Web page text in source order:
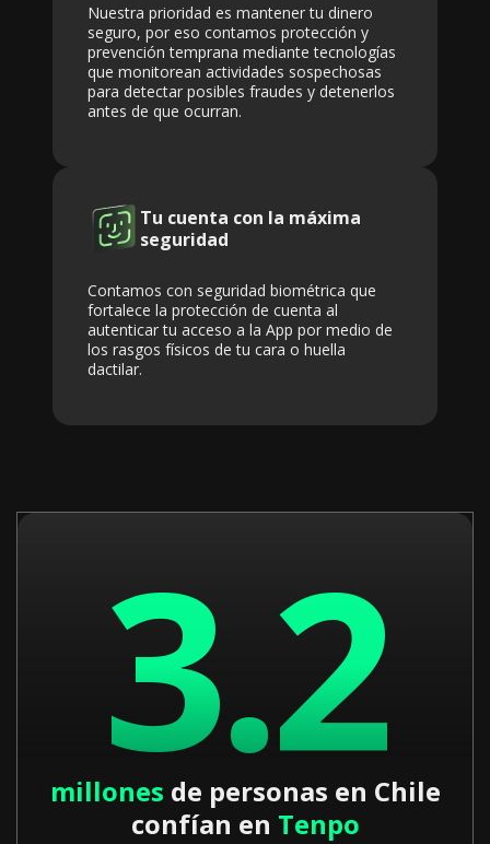
Nuestra prioridad es mantener tu dinero
seguro, por eso contamos protección y
prevención temprana mediante tecnologías
que monitorean actividades sospechosas
para detectar posibles fraudes y detenerlos
antes de que ocurran.
Tu cuenta con la máxima
seguridad
Contamos con seguridad biométrica que
fortalece la protección de cuenta al
autenticar tu acceso a la App por medio de
los rasgos físicos de tu cara o huella
dactilar.
3.2
millones de personas en Chile
confían en Tenpo